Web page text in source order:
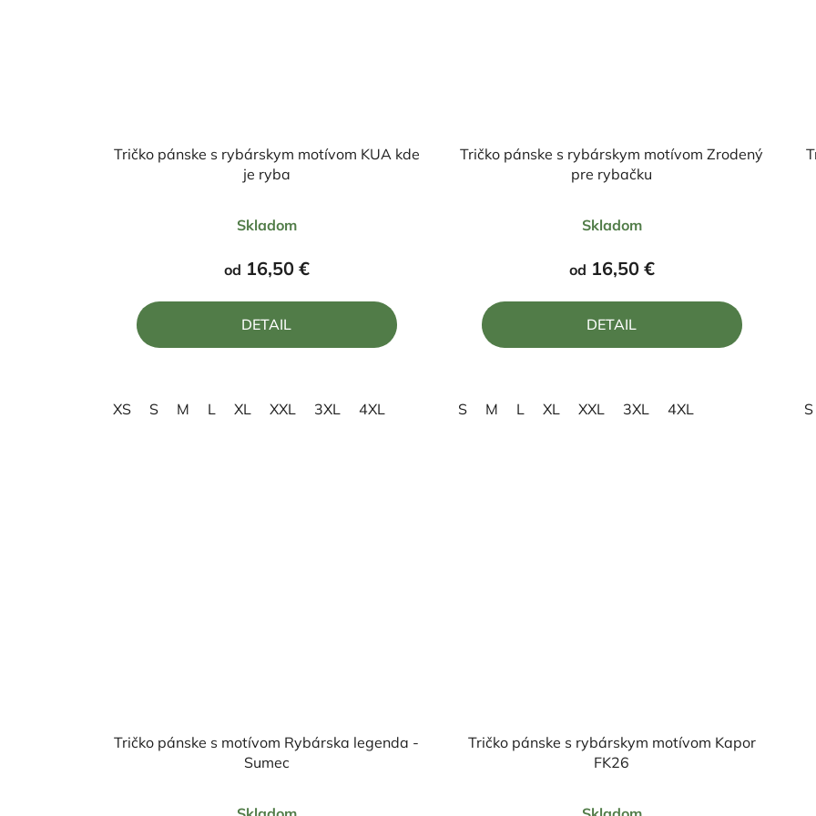
Tričko pánske s rybárskym motívom KUA kde
je ryba
hodnotenie
produktu
je
4,8
z
Skladom
od 16,50 €
DETAIL
XS S M L XL XXL 3XL 4XL
Tričko pánske s rybárskym motívom Zrodený
pre rybačku
hodnotenie
produktu
je
4,4
z
Skladom
od 16,50 €
DETAIL
S M L XL XXL 3XL 4XL S
Tričko pánske s motívom Rybárska legenda -
Sumec
Tričko pánske s rybárskym motívom Kapor
FK26